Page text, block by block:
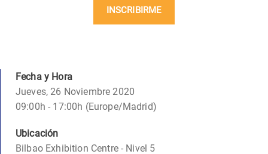
INSCRIBIRME
Fecha y Hora
Jueves, 26 Noviembre 2020
09:00h - 17:00h (Europe/Madrid)
Ubicación
Bilbao Exhibition Centre - Nivel 5